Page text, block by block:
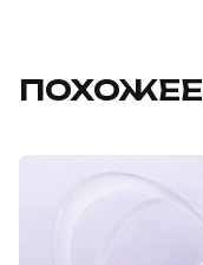
ПОХОЖЕЕ